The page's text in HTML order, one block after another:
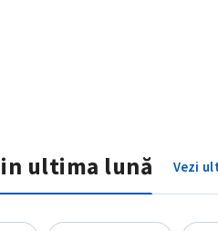
ultima lună Vezi